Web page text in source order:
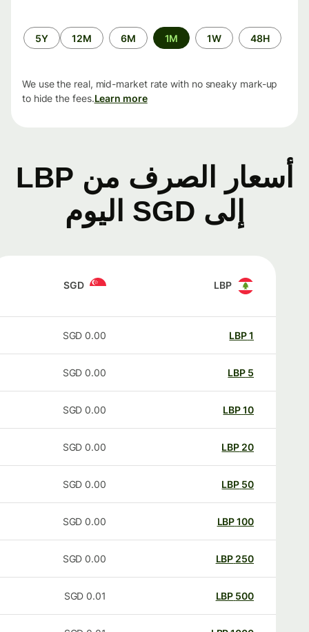
الفترة
الزمنية
48H
1W
1M
6M
12M
5Y
We use the real, mid-market rate with no sneaky mark-up
to hide the fees.Learn more
أسعار الصرف من LBP
إلى SGD اليوم
LBP
SGD
LBP
0.00
SGD
LBP
0.00
SGD
LBP
0.00
SGD
20
LBP
0.00
SGD
50
LBP
0.00
SGD
100
LBP
0.00
SGD
250
LBP
0.00
SGD
500
LBP
0.01
SGD